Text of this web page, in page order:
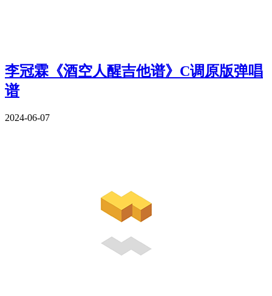
李冠霖《酒空人醒吉他谱》C调原版弹唱
谱
2024-06-07